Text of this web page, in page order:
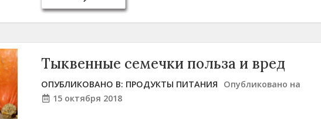
Тыквенные семечки польза и вред
ОПУБЛИКОВАНО В: ПРОДУКТЫ ПИТАНИЯ
Опубликовано на
15 октября 2018